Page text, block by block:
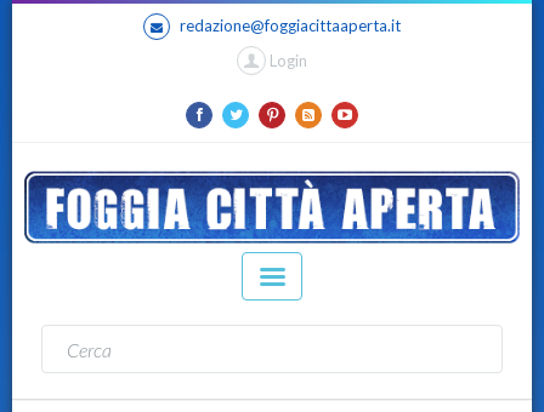
redazione@foggiacittaaperta.it
Login